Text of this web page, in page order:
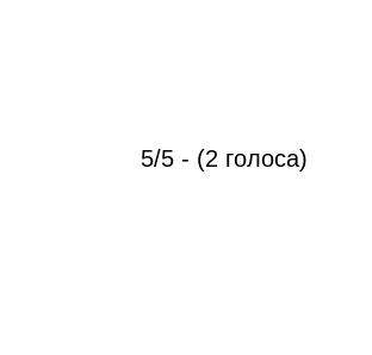
5/5 - (2 голоса)